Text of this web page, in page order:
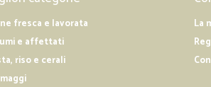
fresca e lavorata
e affettati
riso e cerali
La